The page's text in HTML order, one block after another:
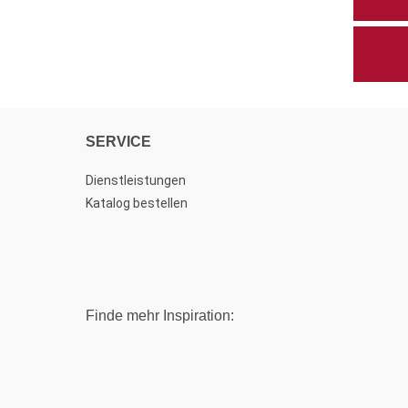
SERVICE
Dienstleistungen
Katalog bestellen
Finde mehr Inspiration: